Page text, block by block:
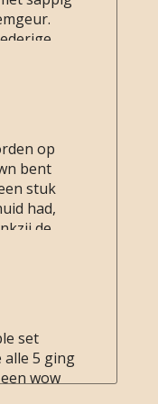
best
deze
op
bent
stuk
had,
de
van de
is nog
perfect
ze een
set
5 ging
wow